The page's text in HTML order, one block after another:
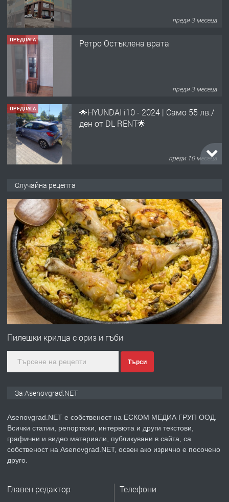
преди 3 месеца
ПРЕДЛАГА Ретро Остъклена врата
преди 3 месеца
ПРЕДЛАГА
🌟HYUNDAI i10 - 2024 | Само 55 лв./
ден от DL RENT🌟
преди 10 месеца
преди 1 година
ПРЕДЛАГА
Професионална зеленчукорезачка
за заведения и дома
преди 1 година
ПРЕДЛАГА Дава под наем Асеновград
преди 2 години
ПРЕДЛАГА ремонт на покриви
Случайна рецепта
Пилешки крилца с ориз и гъби
Търси
За Asenovgrad.NET
Asenovgrad.NET е собственост на ЕСКОМ МЕДИА ГРУП ООД.
Всички статии, репортажи, интервюта и други текстови,
графични и видео материали, публикувани в сайта, са
собственост на Asenovgrad.NET, освен ако изрично е посочено
друго.
Главен редактор Телефони